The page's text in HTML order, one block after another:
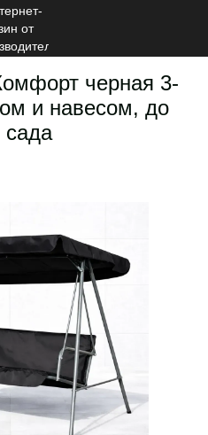
черная 3-
и навесом, до
сада